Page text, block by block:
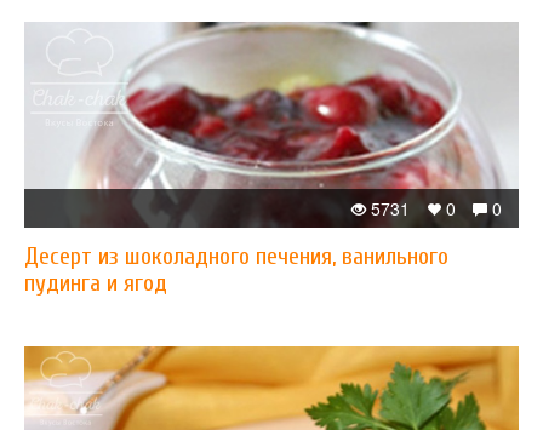
0
0
5731
Десерт из шоколадного печения, ванильного
пудинга и ягод